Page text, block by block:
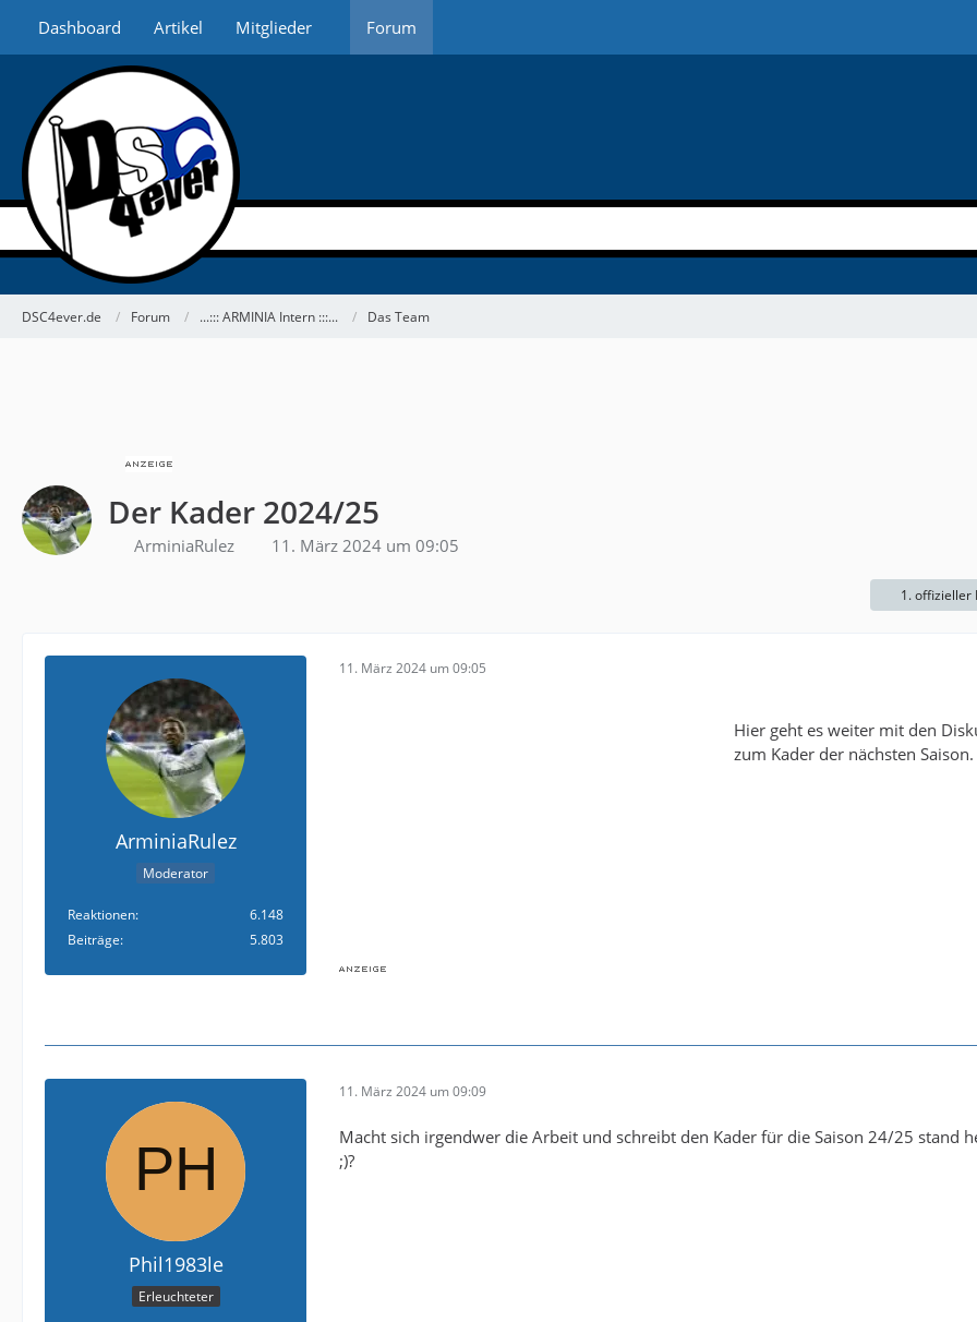
Dashboard Artikel Mitglieder Forum
DSC4ever.de Forum ...::: ARMINIA Intern :::... Das Team
Der Kader 2024/25
ArminiaRulez 11. März 2024 um 09:05
1. offizieller
ArminiaRulez
Moderator
Reaktionen
6.148
Beiträge
5.803
11. März 2024 um 09:05
Hier geht es weiter mit den
zum Kader der nächsten Saison.
Phil1983le
Erleuchteter
11. März 2024 um 09:09
Macht sich irgendwer die Arbeit und schreibt den Kader für die Saison 24/25 stand
;)?